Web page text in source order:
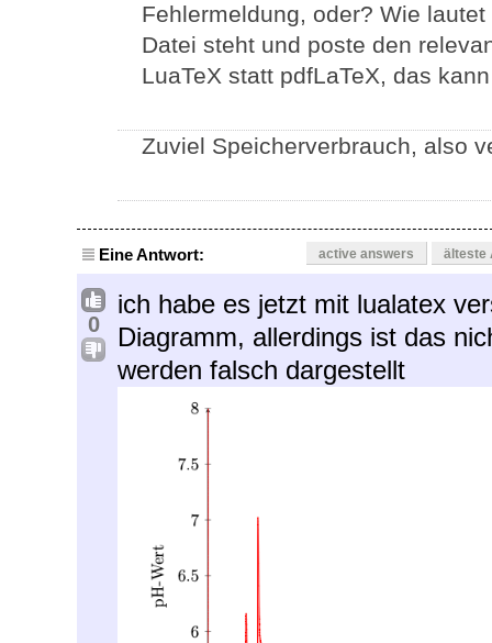
Fehlermeldung, oder? Wie
Datei steht und poste den
LuaTeX statt pdfLaTeX, das
Zuviel Speicherverbrauch, also
Eine Antwort: active answers älteste
0
ich habe es jetzt mit lualatex
Diagramm, allerdings ist das
werden falsch dargestellt